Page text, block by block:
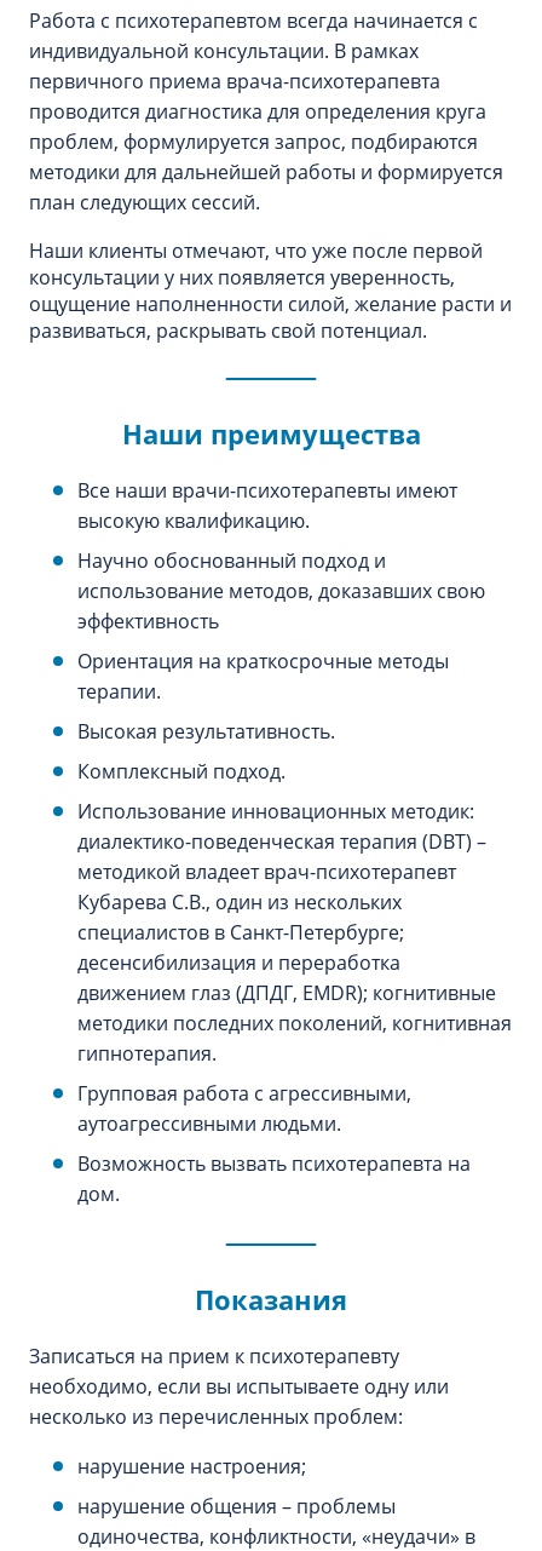
Работа с психотерапевтом всегда начинается с
индивидуальной консультации. В рамках
первичного приема врача-психотерапевта
проводится диагностика для определения круга
проблем, формулируется запрос, подбираются
методики для дальнейшей работы и формируется
план следующих сессий.
Наши клиенты отмечают, что уже после первой
консультации у них появляется уверенность,
ощущение наполненности силой, желание расти и
развиваться, раскрывать свой потенциал.
Наши преимущества
Все наши врачи-психотерапевты имеют
высокую квалификацию.
Научно обоснованный подход и
использование методов, доказавших свою
эффективность
Ориентация на краткосрочные методы
терапии.
Высокая результативность.
Комплексный подход.
Использование инновационных методик:
диалектико-поведенческая терапия (DBT) –
методикой владеет врач-психотерапевт
Кубарева С.В., один из нескольких
специалистов в Санкт-Петербурге;
десенсибилизация и переработка
движением глаз (ДПДГ, EMDR); когнитивные
методики последних поколений, когнитивная
гипнотерапия.
Групповая работа с агрессивными,
аутоагрессивными людьми.
Возможность вызвать психотерапевта на
дом.
Показания
Записаться на прием к психотерапевту
необходимо, если вы испытываете одну или
несколько из перечисленных проблем:
нарушение настроения;
нарушение общения – проблемы
одиночества, конфликтности, «неудачи» в